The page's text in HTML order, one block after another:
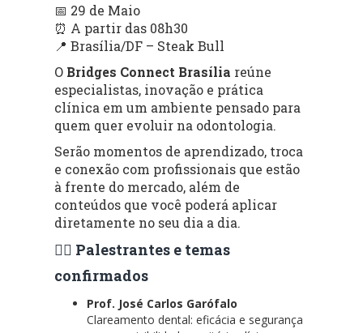
📅 29 de Maio
⏰ A partir das 08h30
📍 Brasília/DF – Steak Bull
O Bridges Connect Brasília reúne
especialistas, inovação e prática
clínica em um ambiente pensado para
quem quer evoluir na odontologia.
Serão momentos de aprendizado, troca
e conexão com profissionais que estão
à frente do mercado, além de
conteúdos que você poderá aplicar
diretamente no seu dia a dia.
👨‍⚕️ Palestrantes e temas
confirmados
Prof. José Carlos Garófalo
Clareamento dental: eficácia e segurança